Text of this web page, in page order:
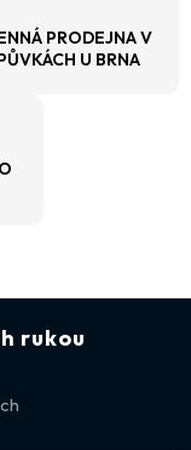
PRODEJNA V
U BRNA
rukou